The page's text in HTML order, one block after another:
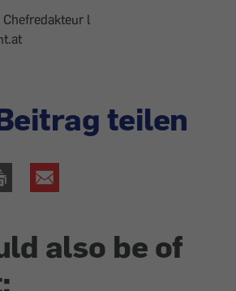
l
teilen
also be of